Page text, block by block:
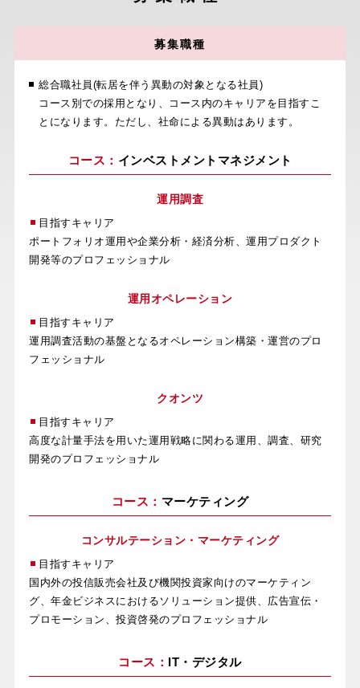
募集職種
総合職社員(転居を伴う異動の対象となる社員)
コース別での採用となり、コース内のキャリアを目指すこ
とになります。ただし、社命による異動はあります。
コース： インベストメントマネジメント
運用調査
目指すキャリア
ポートフォリオ運用や企業分析・経済分析、運用プロダクト
開発等のプロフェッショナル
運用オペレーション
目指すキャリア
運用調査活動の基盤となるオペレーション構築・運営のプロ
フェッショナル
クオンツ
目指すキャリア
高度な計量手法を用いた運用戦略に関わる運用、調査、研究
開発のプロフェッショナル
コース： マーケティング
コンサルテーション・ マーケティング
目指すキャリア
国内外の投信販売会社及び機関投資家向けのマーケティン
グ、年金ビジネスにおけるソリューション提供、広告宣伝・
プロモーション、投資啓発のプロフェッショナル
コース： IT・デジタル